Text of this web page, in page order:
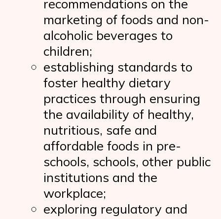
recommendations on the
marketing of foods and non-
alcoholic beverages to
children;
establishing standards to
foster healthy dietary
practices through ensuring
the availability of healthy,
nutritious, safe and
affordable foods in pre-
schools, schools, other public
institutions and the
workplace;
exploring regulatory and